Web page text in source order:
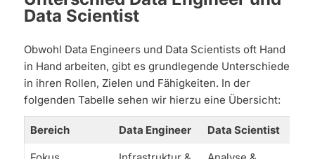
Data Scientist
Obwohl Data Engineers und Data Scientists oft Hand
in Hand arbeiten, gibt es grundlegende Unterschiede
in ihren Rollen, Zielen und Fähigkeiten. In der
folgenden Tabelle sehen wir hierzu eine Übersicht:
Bereich Data Engineer Data Scientist